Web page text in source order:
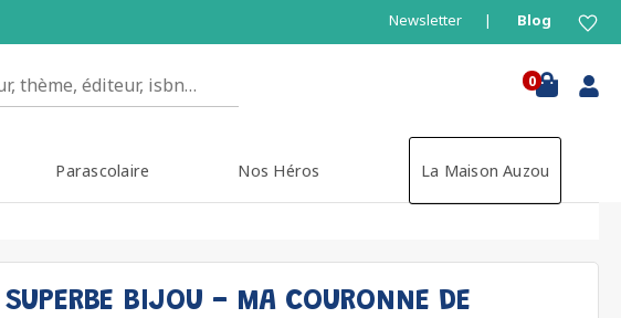
Newsletter Blog
0
Parascolaire Nos Héros La Maison Auzou
BIJOU - MA COURONNE DE